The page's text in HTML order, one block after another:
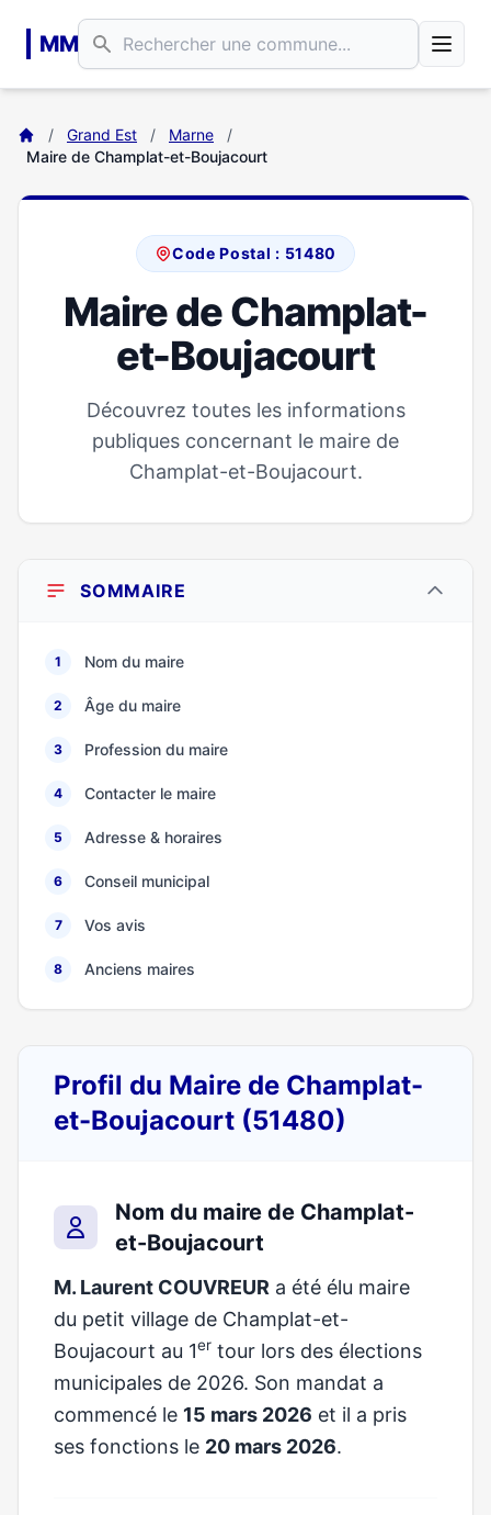
MM
/ Grand Est / Marne
/
Maire de Champlat-et-Boujacourt
Code Postal : 51480
Maire de Champlat-
et-Boujacourt
Découvrez toutes les informations
publiques concernant le maire de
Champlat-et-Boujacourt.
SOMMAIRE
1 Nom du maire
2 Âge du maire
3 Profession du maire
4 Contacter le maire
5 Adresse & horaires
6 Conseil municipal
7 Vos avis
8 Anciens maires
Profil du Maire de Champlat-
et-Boujacourt (51480)
Nom du maire de Champlat-
et-Boujacourt
M. Laurent COUVREUR a été élu maire
du petit village de Champlat-et-
Boujacourt au 1er tour lors des élections
municipales de 2026. Son mandat a
commencé le 15 mars 2026 et il a pris
ses fonctions le 20 mars 2026.